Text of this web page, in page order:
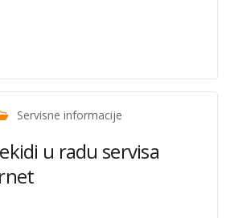
Servisne informacije
u radu servisa